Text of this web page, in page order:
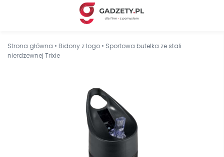
Strona główna • Bidony z logo • Sportowa butelka ze stali
nierdzewnej Trixie